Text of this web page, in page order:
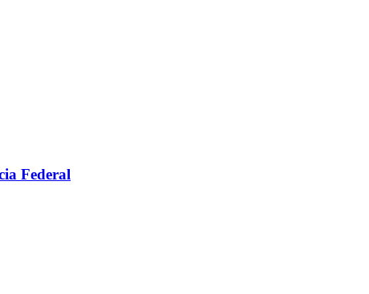
Federal